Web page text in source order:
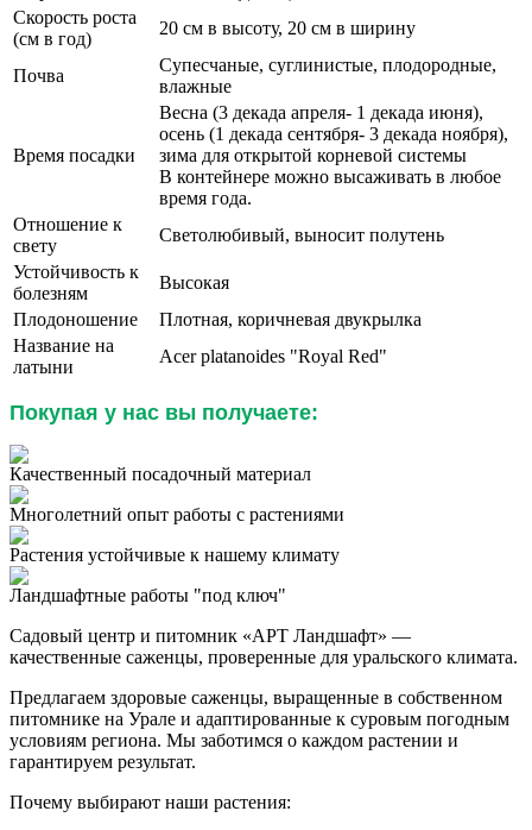
Скорость роста
(см в год)
20 см в высоту, 20 см в ширину
Почва
Супесчаные, суглинистые, плодородные,
влажные
Время посадки
Весна (3 декада апреля- 1 декада июня),
осень (1 декада сентября- 3 декада ноября),
зима для открытой корневой системы
В контейнере можно высаживать в любое
время года.
Отношение к
свету
Светолюбивый, выносит полутень
Устойчивость к
болезням
Высокая
Плодоношение
Плотная, коричневая двукрылка
Название на
латыни
Acer platanoides "Royal Red"
Покупая у нас вы получаете:
Качественный посадочный материал
Многолетний опыт работы с растениями
Растения устойчивые к нашему климату
Ландшафтные работы "под ключ"
Садовый центр и питомник «АРТ Ландшафт» —
качественные саженцы, проверенные для уральского климата.
Предлагаем здоровые саженцы, выращенные в собственном
питомнике на Урале и адаптированные к суровым погодным
условиям региона. Мы заботимся о каждом растении и
гарантируем результат.
Почему выбирают наши растения: